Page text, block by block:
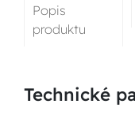
Popis
produktu
Technické